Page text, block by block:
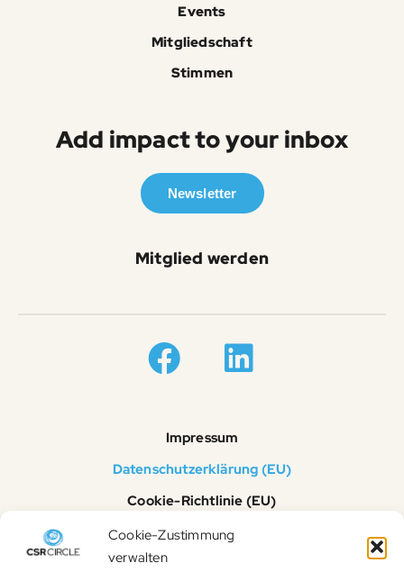
Cookie-Zustimmung
verwalten
Events
Mitgliedschaft
Stimmen
Add impact to your inbox
Newsletter
Mitglied werden
Impressum
Datenschutzerklärung (EU)
Cookie-Richtlinie (EU)
© 2023 CSR Circle